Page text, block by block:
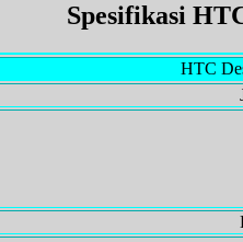
Spesifikasi
HTC